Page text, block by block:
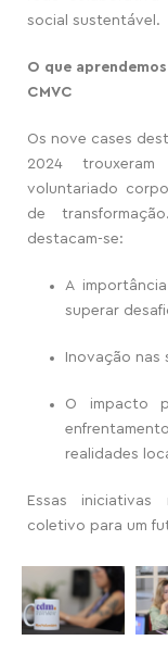
social sustentável.
O que
CMVC
Os nove cases
2024
voluntariado
de
destacam-se:
A
superar
Inovação
O impacto
realidades
Essas
coletivo para um